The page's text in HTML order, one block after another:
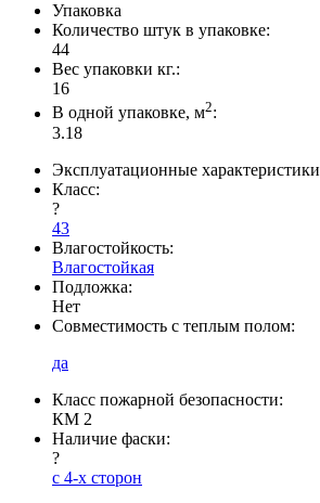
Упаковка
Количество штук в упаковке:
44
Вес упаковки кг.:
16
В одной упаковке, м2:
3.18
Эксплуатационные характеристики
Класс:
?
43
Влагостойкость:
Влагостойкая
Подложка:
Нет
Совместимость с теплым полом:
да
Класс пожарной безопасности:
КМ 2
Наличие фаски:
?
с 4-х сторон